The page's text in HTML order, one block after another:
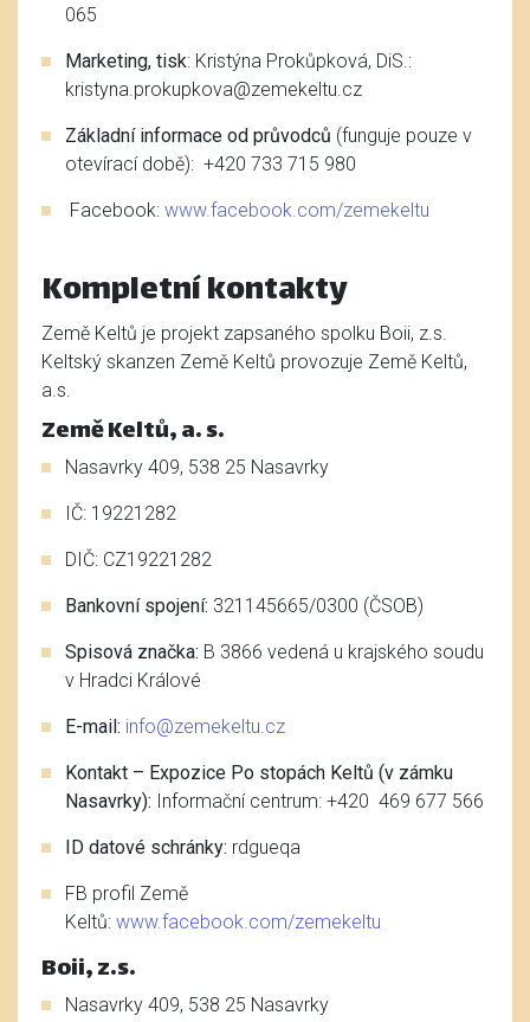
065
Marketing, tisk: Kristýna Prokůpková, DiS.:
kristyna.prokupkova@zemekeltu.cz
Základní informace od průvodců (funguje pouze v
otevírací době): +420 733 715 980
Facebook: www.facebook.com/zemekeltu
Kompletní kontakty
Země Keltů je projekt zapsaného spolku Boii, z.s.
Keltský skanzen Země Keltů provozuje Země Keltů,
a.s.
Země Keltů, a. s.
Nasavrky 409, 538 25 Nasavrky
IČ: 19221282
DIČ: CZ19221282
Bankovní spojení: 321145665/0300 (ČSOB)
Spisová značka: B 3866 vedená u krajského soudu
v Hradci Králové
E-mail: info@zemekeltu.cz
Kontakt – Expozice Po stopách Keltů (v zámku
Nasavrky): Informační centrum: +420 469 677 566
ID datové schránky: rdgueqa
FB profil Země
Keltů: www.facebook.com/zemekeltu
Boii, z.s.
Nasavrky 409, 538 25 Nasavrky